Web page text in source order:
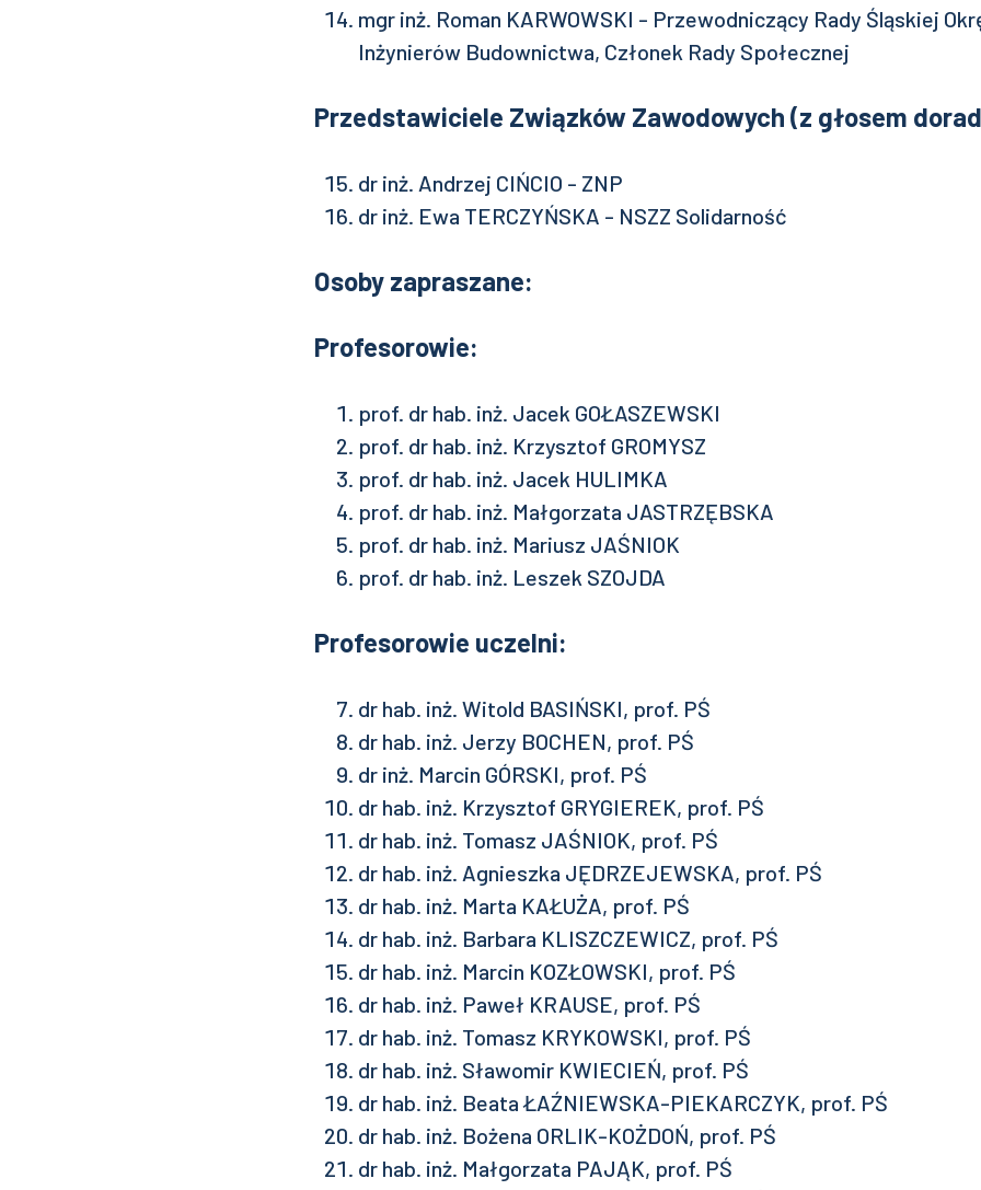
mgr inż. Roman KARWOWSKI - Przewodniczący Rady Śląskiej
Inżynierów Budownictwa, Członek Rady Społecznej
Przedstawiciele Związków Zawodowych (z głosem
dr inż. Andrzej CIŃCIO - ZNP
dr inż. Ewa TERCZYŃSKA - NSZZ Solidarność
Osoby zapraszane:
Profesorowie:
prof. dr hab. inż. Jacek GOŁASZEWSKI
prof. dr hab. inż. Krzysztof GROMYSZ
prof. dr hab. inż. Jacek HULIMKA
prof. dr hab. inż. Małgorzata JASTRZĘBSKA
prof. dr hab. inż. Mariusz JAŚNIOK
prof. dr hab. inż. Leszek SZOJDA
Profesorowie uczelni:
dr hab. inż. Witold BASIŃSKI, prof. PŚ
dr hab. inż. Jerzy BOCHEN, prof. PŚ
dr inż. Marcin GÓRSKI, prof. PŚ
dr hab. inż. Krzysztof GRYGIEREK, prof. PŚ
dr hab. inż. Tomasz JAŚNIOK, prof. PŚ
dr hab. inż. Agnieszka JĘDRZEJEWSKA, prof. PŚ
dr hab. inż. Marta KAŁUŻA, prof. PŚ
dr hab. inż. Barbara KLISZCZEWICZ, prof. PŚ
dr hab. inż. Marcin KOZŁOWSKI, prof. PŚ
dr hab. inż. Paweł KRAUSE, prof. PŚ
dr hab. inż. Tomasz KRYKOWSKI, prof. PŚ
dr hab. inż. Sławomir KWIECIEŃ, prof. PŚ
dr hab. inż. Beata ŁAŹNIEWSKA-PIEKARCZYK, prof. PŚ
dr hab. inż. Bożena ORLIK-KOŻDOŃ, prof. PŚ
dr hab. inż. Małgorzata PAJĄK, prof. PŚ